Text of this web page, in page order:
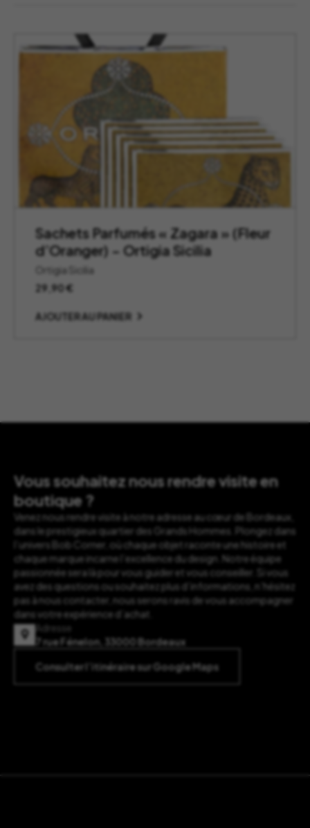
Sachets Parfumés « Zagara » (Fleur
d’Oranger) – Ortigia Sicilia
Ortigia Sicilia
29,90€
AJOUTER AU PANIER
Vous souhaitez nous rendre visite en
boutique ?
Venez nous rendre visite à notre adresse au cœur de Bordeaux,
dans le prestigieux quartier des Grands Hommes. Plongez dans
l’univers Bob Corner, où chaque objet raconte une histoire et
chaque marque incarne l’excellence du design. Notre équipe
passionnée sera là pour vous guider et vous conseiller. Si vous
avez des questions ou souhaitez plus d’informations, n’hésitez
pas à nous contacter, nous serons ravis de vous accompagner
dans votre expérience d’achat.
Adresse
7 rue Fénelon, 33000 Bordeaux
Consulter l’itinéraire sur Google Maps